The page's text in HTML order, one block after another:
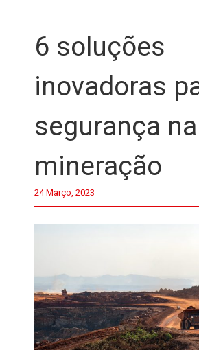
6 soluções
inovadoras
segurança na
mineração
24 Março, 2023